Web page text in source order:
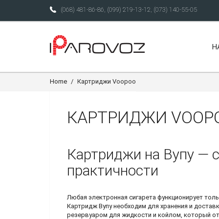
(068) 481-86-86, (099) 219-13-12, (073) 140-55-05
Home Картриджи Voopoo
КАРТРИДЖИ
Картриджи на Вупу —
практичности
Любая электронная сигарета функционирует
Картридж Вупунеобходим для хранения и
резервуаром для жидкости и койлом, который